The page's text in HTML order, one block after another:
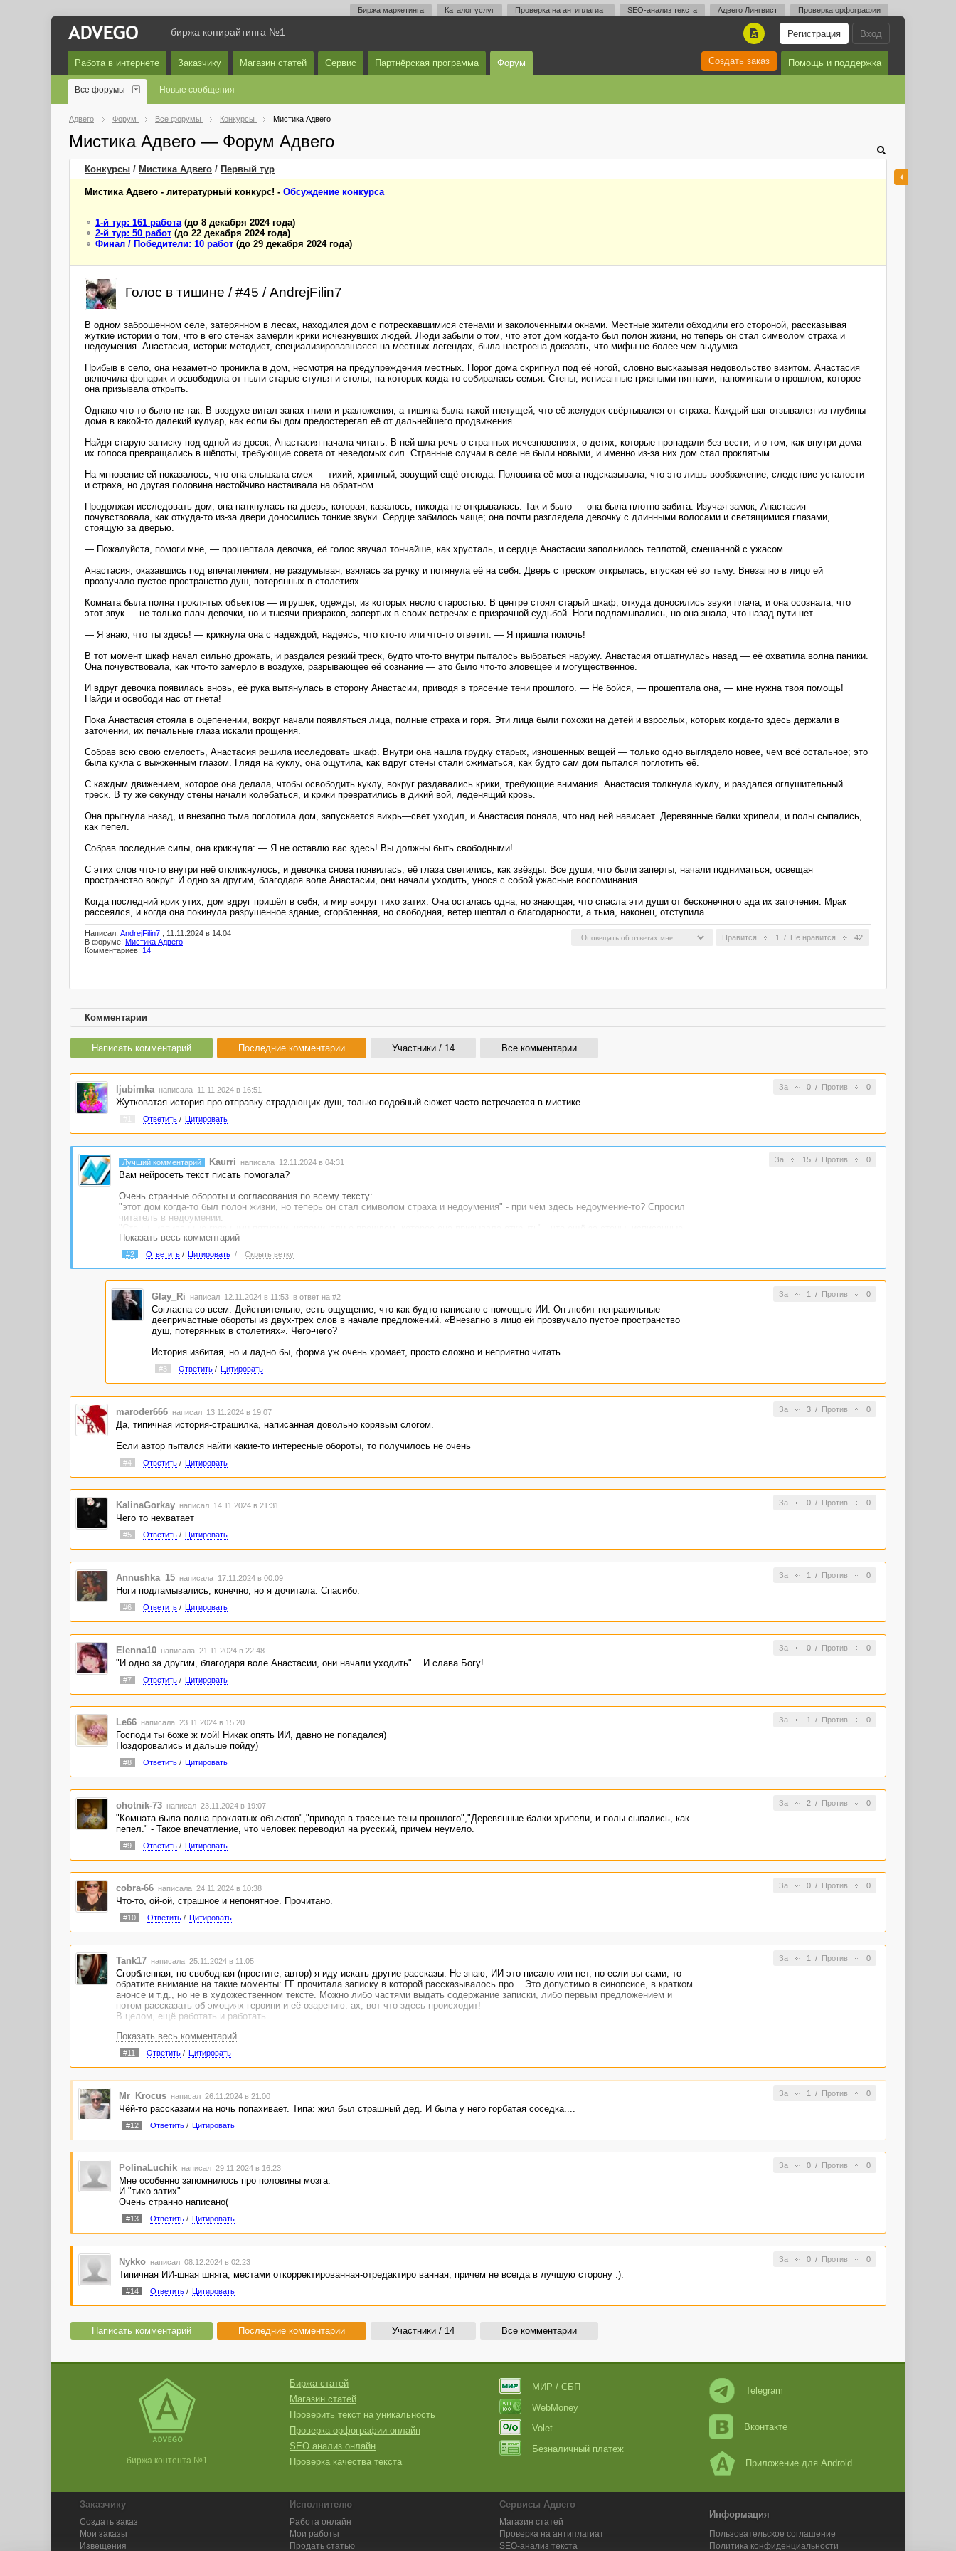
Биржа маркетинга Каталог услуг Проверка на антиплагиат SEO-анализ текста Адвего Лингвист Проверка орфографии
Вход
Регистрация
A
— биржа копирайтинга №1
Работа в интернете Заказчику Магазин статей Сервис Партнёрская программа Форум Помощь и поддержка
Создать заказ
Все форумы Новые сообщения
Адвего Форум Все форумы Конкурсы Мистика Адвего
Мистика Адвего — Форум Адвего
Конкурсы / Мистика Адвего / Первый тур
Мистика Адвего - литературный конкурс! - Обсуждение конкурса
1-й тур: 161 работа(до 8 декабря 2024 года)
2-й тур: 50 работ (до 22 декабря 2024 года)
Финал / Победители: 10 работ (до 29 декабря 2024 года)
Голос в тишине / #45 / AndrejFilin7
В одном заброшенном селе, затерянном в лесах, находился дом с потрескавшимися стенами и заколоченными окнами. Местные жители обходили его стороной, рассказывая
жуткие истории о том, что в его стенах замерли крики исчезнувших людей. Люди забыли о том, что этот дом когда-то был полон жизни, но теперь он стал символом страха и
недоумения. Анастасия, историк-методист, специализировавшаяся на местных легендах, была настроена доказать, что мифы не более чем выдумка.
Прибыв в село, она незаметно проникла в дом, несмотря на предупреждения местных. Порог дома скрипнул под её ногой, словно высказывая недовольство визитом. Анастасия
включила фонарик и освободила от пыли старые стулья и столы, на которых когда-то собиралась семья. Стены, исписанные грязными пятнами, напоминали о прошлом, которое
она призывала открыть.
Однако что-то было не так. В воздухе витал запах гнили и разложения, а тишина была такой гнетущей, что её желудок свёртывался от страха. Каждый шаг отзывался из глубины
дома в какой-то далекий кулуар, как если бы дом предостерегал её от дальнейшего продвижения.
Найдя старую записку под одной из досок, Анастасия начала читать. В ней шла речь о странных исчезновениях, о детях, которые пропадали без вести, и о том, как внутри дома
их голоса превращались в шёпоты, требующие совета от неведомых сил. Странные случаи в селе не были новыми, и именно из-за них дом стал проклятым.
На мгновение ей показалось, что она слышала смех — тихий, хриплый, зовущий ещё отсюда. Половина её мозга подсказывала, что это лишь воображение, следствие усталости
и страха, но другая половина настойчиво настаивала на обратном.
Продолжая исследовать дом, она наткнулась на дверь, которая, казалось, никогда не открывалась. Так и было — она была плотно забита. Изучая замок, Анастасия
почувствовала, как откуда-то из-за двери доносились тонкие звуки. Сердце забилось чаще; она почти разглядела девочку с длинными волосами и светящимися глазами,
стоящую за дверью.
— Пожалуйста, помоги мне, — прошептала девочка, её голос звучал тончайше, как хрусталь, и сердце Анастасии заполнилось теплотой, смешанной с ужасом.
Анастасия, оказавшись под впечатлением, не раздумывая, взялась за ручку и потянула её на себя. Дверь с треском открылась, впуская её во тьму. Внезапно в лицо ей
прозвучало пустое пространство душ, потерянных в столетиях.
Комната была полна проклятых объектов — игрушек, одежды, из которых несло старостью. В центре стоял старый шкаф, откуда доносились звуки плача, и она осознала, что
этот звук — не только плач девочки, но и тысячи призраков, запертых в своих встречах с призрачной судьбой. Ноги подламывались, но она знала, что назад пути нет.
— Я знаю, что ты здесь! — крикнула она с надеждой, надеясь, что кто-то или что-то ответит. — Я пришла помочь!
В тот момент шкаф начал сильно дрожать, и раздался резкий треск, будто что-то внутри пыталось выбраться наружу. Анастасия отшатнулась назад — её охватила волна паники.
Она почувствовала, как что-то замерло в воздухе, разрывающее её сознание — это было что-то зловещее и могущественное.
И вдруг девочка появилась вновь, её рука вытянулась в сторону Анастасии, приводя в трясение тени прошлого. — Не бойся, — прошептала она, — мне нужна твоя помощь!
Найди и освободи нас от гнета!
Пока Анастасия стояла в оцепенении, вокруг начали появляться лица, полные страха и горя. Эти лица были похожи на детей и взрослых, которых когда-то здесь держали в
заточении, их печальные глаза искали прощения.
Собрав всю свою смелость, Анастасия решила исследовать шкаф. Внутри она нашла грудку старых, изношенных вещей — только одно выглядело новее, чем всё остальное; это
была кукла с выжженным глазом. Глядя на куклу, она ощутила, как вдруг стены стали сжиматься, как будто сам дом пытался поглотить её.
С каждым движением, которое она делала, чтобы освободить куклу, вокруг раздавались крики, требующие внимания. Анастасия толкнула куклу, и раздался оглушительный
треск. В ту же секунду стены начали колебаться, и крики превратились в дикий вой, леденящий кровь.
Она прыгнула назад, и внезапно тьма поглотила дом, запускается вихрь—свет уходил, и Анастасия поняла, что над ней нависает. Деревянные балки хрипели, и полы сыпались,
как пепел.
Собрав последние силы, она крикнула: — Я не оставлю вас здесь! Вы должны быть свободными!
С этих слов что-то внутри неё откликнулось, и девочка снова появилась, её глаза светились, как звёзды. Все души, что были заперты, начали подниматься, освещая
пространство вокруг. И одно за другим, благодаря воле Анастасии, они начали уходить, унося с собой ужасные воспоминания.
Когда последний крик утих, дом вдруг пришёл в себя, и мир вокруг тихо затих. Она осталась одна, но знающая, что спасла эти души от бесконечного ада их заточения. Мрак
рассеялся, и когда она покинула разрушенное здание, сгорбленная, но свободная, ветер шептал о благодарности, а тьма, наконец, отступила.
Нравится 1 / Не нравится 42
Написал: AndrejFilin7 , 11.11.2024 в 14:04
В форуме: Мистика Адвего
Комментариев: 14
Комментарии
Написать комментарий Последние комментарии Участники / 14 Все комментарии
За 0/ Против 0
ljubimka написала 11.11.2024 в 16:51
Жутковатая история про отправку страдающих душ, только подобный сюжет часто встречается в мистике.
Ответить/ Цитировать
За 15/ Против 0
Лучший комментарий Kaurri написала 12.11.2024 в 04:31
Вам нейросеть текст писать помогала?
Очень странные обороты и согласования по всему тексту:
"этот дом когда-то был полон жизни, но теперь он стал символом страха и недоумения" - при чём здесь недоумение-то? Спросил
читатель в недоумении.
грязными пятнами. У вас получается, что на стенах грязные пятна писали. Грязные пятна - пятна бывают чистыми?
Так весь текст можно цитировать. Какие-то бессмысленные обороты.
Если пользовались чатом - оставьте эту затею, лучше пишите сами. Если писали сами - читайте больше.
Из-за такой вот бессмыслицы и клише в духе "леденящий кровь" получилось довольно карикатурно, хотя в номинальном наличии
мистики тексту не откажешь. Но всё невнятно и местами просто нелепо.
Показать весь комментарий
#2 Ответить/ Цитировать / Скрыть ветку
За 1 / Против 0
Glay_Ri написал 12.11.2024 в 11:53 в ответ на #2
Согласна со всем. Действительно, есть ощущение, что как будто написано с помощью ИИ. Он любит неправильные
деепричастные обороты из двух-трех слов в начале предложений. «Внезапно в лицо ей прозвучало пустое пространство
душ, потерянных в столетиях». Чего-чего?
История избитая, но и ладно бы, форма уж очень хромает, просто сложно и неприятно читать.
#3 Ответить/ Цитировать
За 3/ Против 0
maroder666 написал 13.11.2024 в 19:07
Да, типичная история-страшилка, написанная довольно корявым слогом.
Если автор пытался найти какие-то интересные обороты, то получилось не очень
#4 Ответить/ Цитировать
За 0/ Против 0
KalinaGorkay написал 14.11.2024 в 21:31
Чего то нехватает
#5 Ответить/ Цитировать
За 1 / Против 0
Annushka_15 написала 17.11.2024 в 00:09
Ноги подламывались, конечно, но я дочитала. Спасибо.
#6 Ответить/ Цитировать
За 0/ Против 0
Elenna10 написала 21.11.2024 в 22:48
"И одно за другим, благодаря воле Анастасии, они начали уходить"... И слава Богу!
#7 Ответить/ Цитировать
За 1 / Против 0
Le66 написала 23.11.2024 в 15:20
Господи ты боже ж мой! Никак опять ИИ, давно не попадался)
Поздоровались и дальше пойду)
#8 Ответить/ Цитировать
За 2/ Против 0
ohotnik-73 написал 23.11.2024 в 19:07
"Комната была полна проклятых объектов","приводя в трясение тени прошлого","Деревянные балки хрипели, и полы сыпались, как
пепел." - Такое впечатление, что человек переводил на русский, причем неумело.
#9 Ответить/ Цитировать
За 0/ Против 0
cobra-66 написала 24.11.2024 в 10:38
Что-то, ой-ой, страшное и непонятное. Прочитано.
#10 Ответить/ Цитировать
За 1 / Против 0
Tank17 написала 25.11.2024 в 11:05
Сгорбленная, но свободная (простите, автор) я иду искать другие рассказы. Не знаю, ИИ это писало или нет, но если вы сами, то
обратите внимание на такие моменты: ГГ прочитала записку в которой рассказывалось про... Это допустимо в синопсисе, в кратком
анонсе и т.д., но не в художественном тексте. Можно либо частями выдать содержание записки, либо первым предложением и
потом рассказать об эмоциях героини и её озарению: ах, вот что здесь происходит!
В целом, ещё работать и работать.
Показать весь комментарий
#11 Ответить/ Цитировать
За 1 / Против 0
Mr_Krocus написал 26.11.2024 в 21:00
Чёй-то рассказами на ночь попахивает. Типа: жил был страшный дед. И была у него горбатая соседка....
#12 Ответить/ Цитировать
За 0/ Против 0
PolinaLuchik написал 29.11.2024 в 16:23
Мне особенно запомнилось про половины мозга.
И "тихо затих".
Очень странно написано(
#13 Ответить/ Цитировать
За 0/ Против 0
Nykko написал 08.12.2024 в 02:23
Типичная ИИ-шная шняга, местами откорректированная-отредактиро ванная, причем не всегда в лучшую сторону :).
#14 Ответить/ Цитировать
Написать комментарий Последние комментарии Участники / 14 Все комментарии
биржа контента №1
Биржа статей
Магазин статей
Проверить текст на уникальность
Проверка орфографии онлайн
SEO анализ онлайн
Проверка качества текста
МИР / СБП
WebMoney
Volet
Безналичный платеж
Telegram
Вконтакте
Приложение для Android
Заказчику
Создать заказ
Мои заказы
Извещения
Исполнителю
Работа онлайн
Мои работы
Продать статью
Сервисы Адвего
Магазин статей
Проверка на антиплагиат
SEO-анализ текста
Информация
Пользовательское соглашение
Политика конфиденциальности